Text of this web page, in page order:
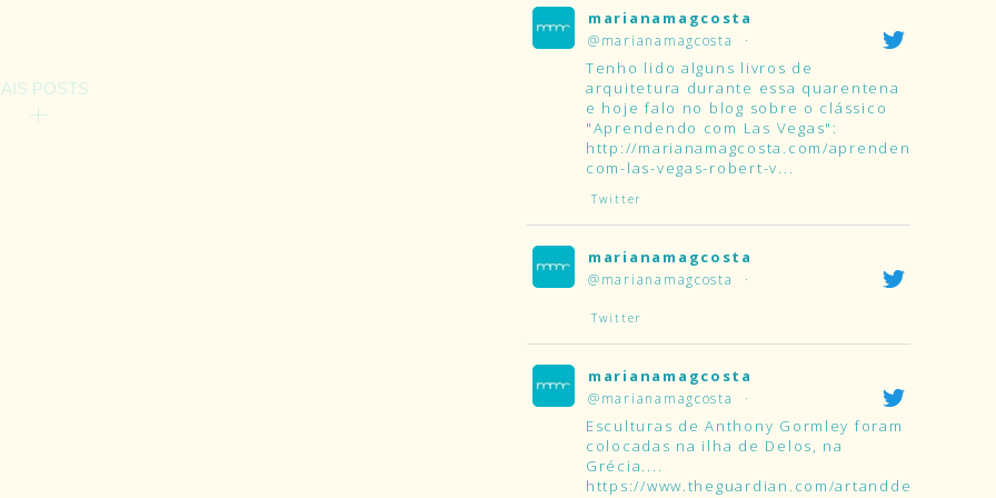
POSTS
marianamagcosta
@marianamagcosta ·
Tenho lido alguns livros de
arquitetura durante essa quarentena
e hoje falo no blog sobre o clássico
"Aprendendo com Las Vegas":
http://marianamagcosta.com/aprendendo-
com-las-vegas-robert-v...
Twitter
marianamagcosta
@marianamagcosta ·
Twitter
marianamagcosta
@marianamagcosta ·
Esculturas de Anthony Gormley foram
colocadas na ilha de Delos, na
Grécia....
https://www.theguardian.com/artanddesign/